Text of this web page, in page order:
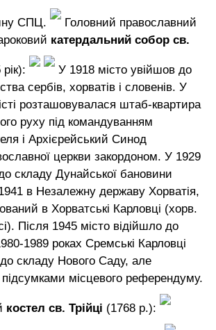
СПЦ.
Головний православний
катердальний собор св.
У 1918 місто увійшов до
сербів, хорватів і словенів. У
розташовувалася штаб-квартира
руху під командуванням
і Архієрейський Синод
церкви закордоном. У 1929
складу Дунайської бановини
в Незалежну державу Хорватія,
в Хорватські Карловці (хорв.
Після 1945 місто відійшло до
1989 роках Сремські Карловці
складу Нового Саду, але
підсумками місцевого референдуму.
костел св. Трійці (1768 р.):